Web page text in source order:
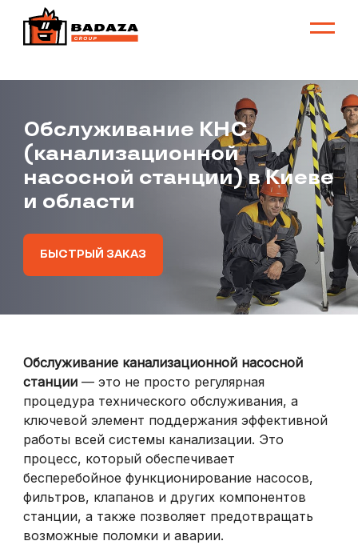
Обслуживание КНС
(канализационной
насосной станции) в Киеве
и области
БЫСТРЫЙ ЗАКАЗ
Обслуживание канализационной насосной
станции— это не просто регулярная
процедура технического обслуживания, а
ключевой элемент поддержания эффективной
работы всей системы канализации. Это
процесс, который обеспечивает
бесперебойное функционирование насосов,
фильтров, клапанов и других компонентов
станции, а также позволяет предотвращать
возможные поломки и аварии.